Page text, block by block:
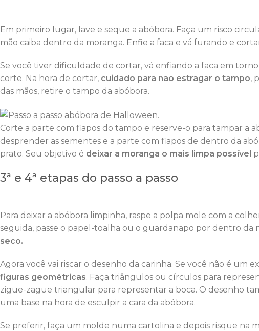
Em primeiro lugar, lave e seque a abóbora. Faça um risco
mão caiba dentro da moranga. Enfie a faca e vá furando e
Se você tiver dificuldade de cortar, vá enfiando a faca em
corte. Na hora de cortar, cuidado para não estragar o tampo,
das mãos, retire o tampo da abóbora.
Corte a parte com fiapos do tampo e reserve-o para tampar a
desprender as sementes e a parte com fiapos de dentro da
prato. Seu objetivo é deixar a moranga o mais limpa possível
3ª e 4ª etapas do passo a passo
Para deixar a abóbora limpinha, raspe a polpa mole com a
seguida, passe o papel-toalha ou o guardanapo por dentro da
seco.
Agora você vai riscar o desenho da carinha. Se você não é um
figuras geométricas. Faça triângulos ou círculos para
zigue-zague triangular para representar a boca. O desenho
uma base na hora de esculpir a cara da abóbora.
Se preferir, faça um molde numa cartolina e depois risque na